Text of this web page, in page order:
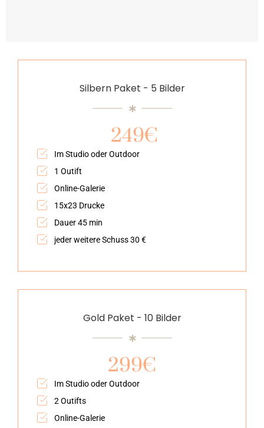
Silbern Paket - 5 Bilder
249€
Im Studio oder Outdoor
1 Outift
Online-Galerie
15x23 Drucke
Dauer 45 min
jeder weitere Schuss 30 €
Gold Paket - 10 Bilder
299€
Im Studio oder Outdoor
2 Outifts
Online-Galerie